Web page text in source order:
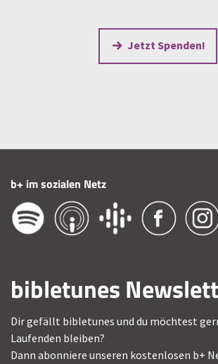
Jetzt Spenden!
b+ im sozialen Netz
bibletunes
Dir gefällt bibletunes und du möchtest
Laufenden bleiben?
Dann abonniere unseren kostenlosen b+